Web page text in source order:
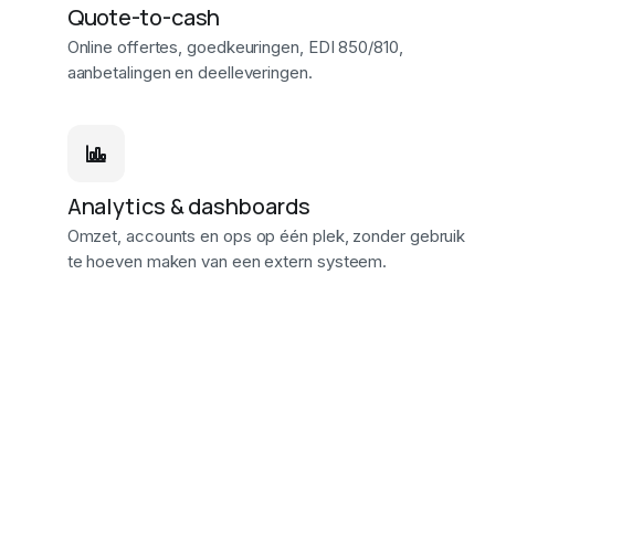
Quote-to-cash
Online offertes, goedkeuringen, EDI 850/810,
aanbetalingen en deelleveringen.
Analytics & dashboards
Omzet, accounts en ops op één plek, zonder gebruik
te hoeven maken van een extern systeem.